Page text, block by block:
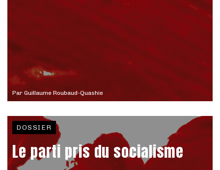
Par Guillaume Roubaud-Quashie
DOSSIER
Le parti pris du socialisme